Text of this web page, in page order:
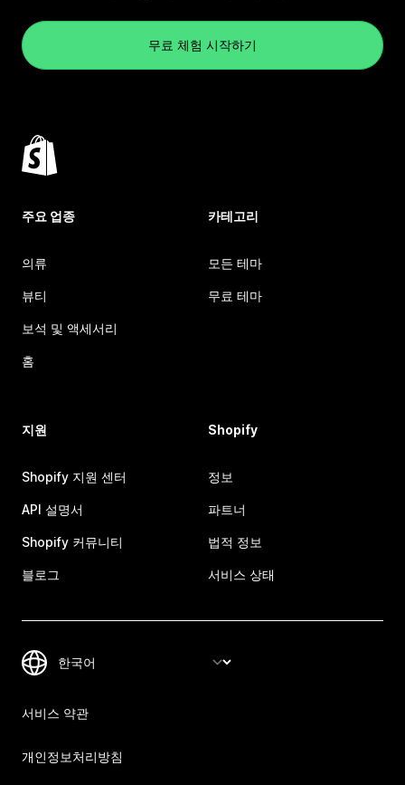
무료 체험 시작하기
주요 업종
의류
뷰티
보석 및 액세서리
홈
카테고리
모든 테마
무료 테마
지원
Shopify 지원 센터
API 설명서
Shopify 커뮤니티
블로그
Shopify
정보
파트너
법적 정보
서비스 상태
서비스 약관
개인정보처리방침